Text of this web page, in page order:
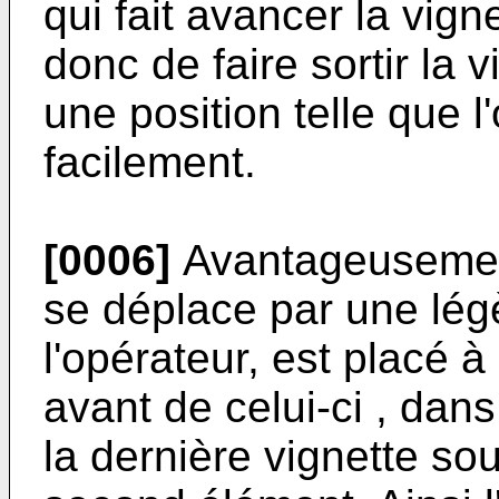
qui fait avancer la
donc de faire sortir la
une position telle que
facilement.
[0006]
se déplace par une
l'opérateur, est placé
avant de celui-ci ,
la dernière vignette